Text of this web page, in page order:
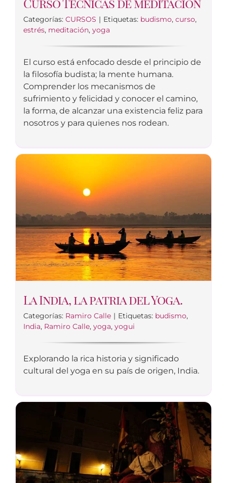
Categorías: CURSOS | Etiquetas: budismo, curso,
estrés, meditación, yoga
El curso está enfocado desde el principio de
la filosofía budista; la mente humana.
Comprender los mecanismos de
sufrimiento y felicidad y conocer el camino,
la forma, de alcanzar una existencia feliz para
nosotros y para quienes nos rodean.
La India, la patria del Yoga.
Categorías: Ramiro Calle | Etiquetas: budismo,
India, Ramiro Calle, yoga, yogui
Explorando la rica historia y significado
cultural del yoga en su país de origen, India.